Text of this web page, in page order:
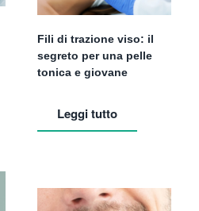
Fili di trazione viso: il
segreto per una pelle
tonica e giovane
Leggi tutto